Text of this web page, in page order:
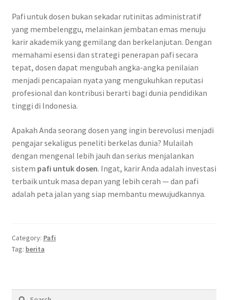
Pafi untuk dosen bukan sekadar rutinitas administratif
yang membelenggu, melainkan jembatan emas menuju
karir akademik yang gemilang dan berkelanjutan. Dengan
memahami esensi dan strategi penerapan pafi secara
tepat, dosen dapat mengubah angka-angka penilaian
menjadi pencapaian nyata yang mengukuhkan reputasi
profesional dan kontribusi berarti bagi dunia pendidikan
tinggi di Indonesia.
Apakah Anda seorang dosen yang ingin berevolusi menjadi
pengajar sekaligus peneliti berkelas dunia? Mulailah
dengan mengenal lebih jauh dan serius menjalankan
sistem pafi untuk dosen. Ingat, karir Anda adalah investasi
terbaik untuk masa depan yang lebih cerah — dan pafi
adalah peta jalan yang siap membantu mewujudkannya.
Category: Pafi
Tag: berita
Search